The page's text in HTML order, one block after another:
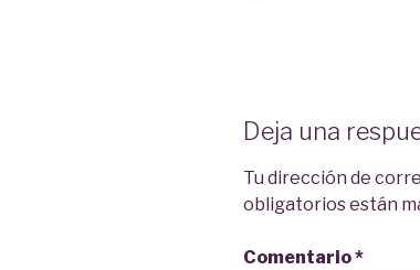
Deja una
Tu dirección de
obligatorios están
Comentario*